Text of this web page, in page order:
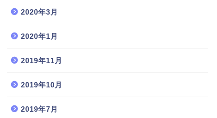
2020年3月
2020年1月
2019年11月
2019年10月
2019年7月